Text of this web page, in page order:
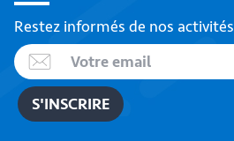
Restez informés de nos activités